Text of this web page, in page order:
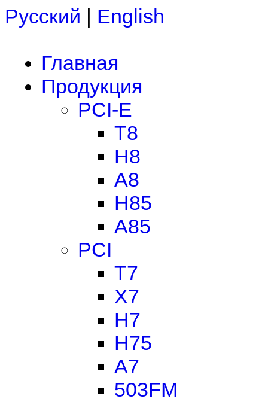
Русский | English
Главная
Продукция
PCI-E
T8
H8
A8
H85
A85
PCI
T7
X7
H7
H75
A7
503FM